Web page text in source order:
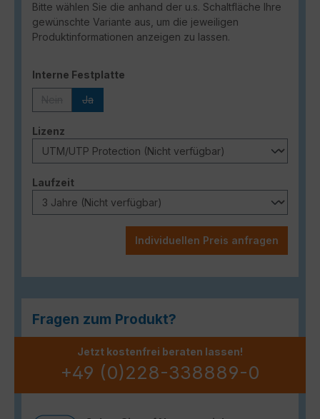
Bitte wählen Sie die anhand der u.s. Schaltfläche Ihre
gewünschte Variante aus, um die jeweiligen
Produktinformationen anzeigen zu lassen.
Interne Festplatte
Ja
Lizenz
Laufzeitauswählen
Individuellen Preis anfragen
Fragen zum Produkt?
Jetzt kostenfrei beraten lassen!
+49 (0)228-338889-0